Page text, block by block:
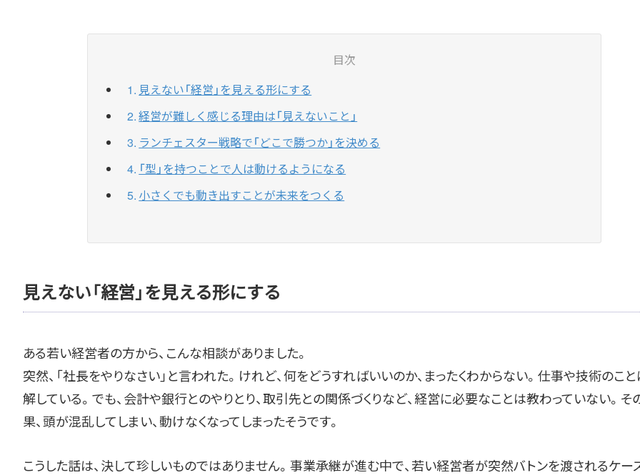
目次
見えない「経営」を見える形にする
経営が難しく感じる理由は「見えないこと」
ランチェスター戦略で「どこで勝つか」を決める
「型」を持つことで人は動けるようになる
小さくでも動き出すことが未来をつくる
見えない「経営」を見える形にする
ある若い経営者の方から、こんな相談がありました。
突然、「社長をやりなさい」と言われた。けれど、何をどうすればいいのか、まったくわからない。仕事や技術のこ
解している。でも、会計や銀行とのやりとり、取引先との関係づくりなど、経営に必要なことは教わっていない。そ
果、頭が混乱してしまい、動けなくなってしまったそうです。
こうした話は、決して珍しいものではありません。事業承継が進む中で、若い経営者が突然バトンを渡されるケー